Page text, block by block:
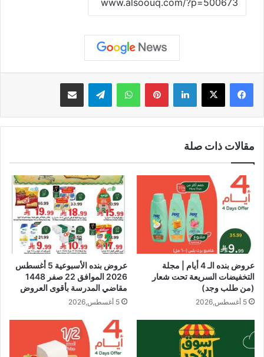
لينكدإن بينتيريستواتساب تيلقرام مشاركة عبر البريد
مقالات ذات صلة
عروض بنده الـ 4 أيام | مجلة
التخفيضات السريعة تحت شعار
(من طلب وجد)
5 أغسطس,2026
عروض بنده الأسبوعية 5 أغسطس
2026 الموافق 22 صفر 1448
مقاضي المدرسة بأقوى العروض
5 أغسطس,2026